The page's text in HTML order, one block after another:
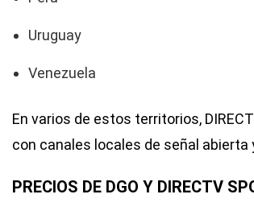
Uruguay
Venezuela
En varios de estos territorios,
con canales locales de señal
PRECIOS DE DGO Y DIRECTV